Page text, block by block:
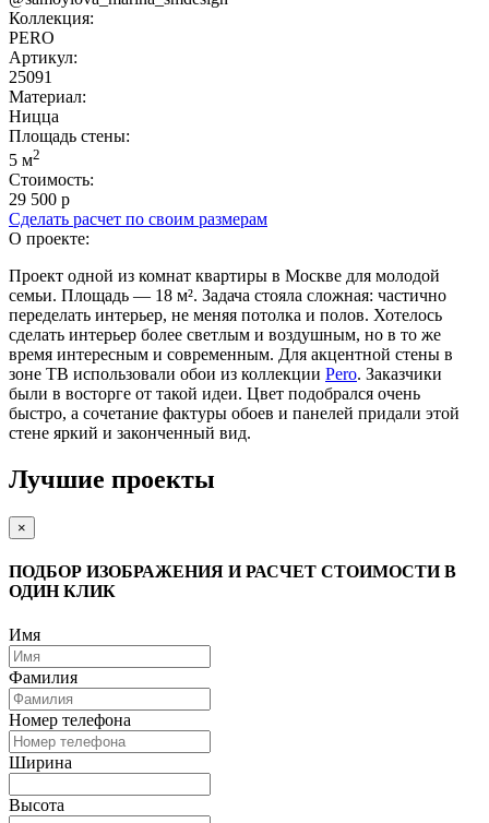
Коллекция:
PERO
Артикул:
25091
Материал:
Ницца
Площадь cтены:
5 м2
Стоимость:
29 500 р
Сделать расчет по своим размерам
О проекте:
Проект одной из комнат квартиры в Москве для молодой
семьи. Площадь — 18 м². Задача стояла сложная: частично
переделать интерьер, не меняя потолка и полов. Хотелось
сделать интерьер более светлым и воздушным, но в то же
время интересным и современным. Для акцентной стены в
зоне ТВ использовали обои из коллекции Pero. Заказчики
были в восторге от такой идеи. Цвет подобрался очень
быстро, а сочетание фактуры обоев и панелей придали этой
стене яркий и законченный вид.
Лучшие проекты
×
ПОДБОР ИЗОБРАЖЕНИЯ И РАСЧЕТ СТОИМОСТИ В
ОДИН КЛИК
Имя
Фамилия
Номер телефона
Ширина
Высота